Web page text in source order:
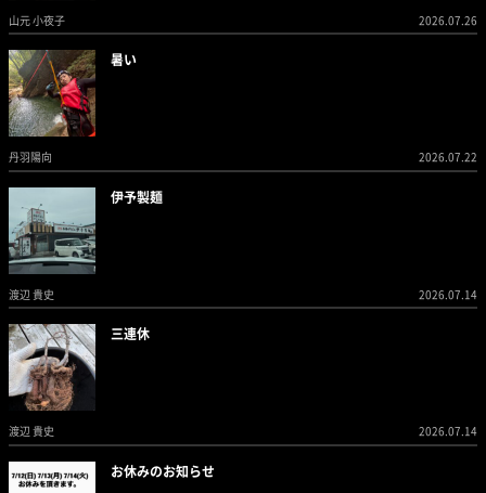
山元 小夜子 2026.07.26
暑い
丹羽陽向 2026.07.22
伊予製麺
渡辺 貴史 2026.07.14
三連休
渡辺 貴史 2026.07.14
お休みのお知らせ